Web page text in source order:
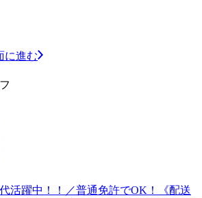
に進む
活躍中！！／普通免許でOK！《配送